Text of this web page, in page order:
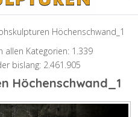
Höchenschwand_1
allen Kategorien: 1.339
bislang: 2.461.905
Höchenschwand_1